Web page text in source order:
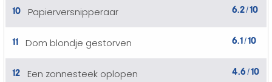
10 Papierversnipperaar 6.2/10
11 Dom blondje gestorven 6.1/10
12 Een zonnesteek oplopen 4.6 /10